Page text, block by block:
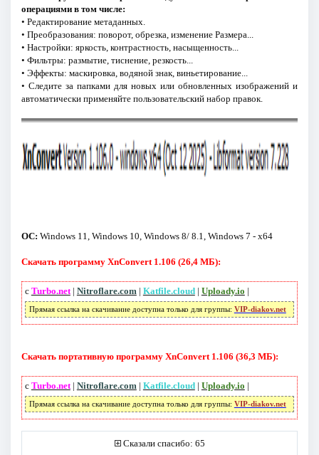
операциями в том числе:
• Редактирование метаданных.
• Преобразования: поворот, обрезка, изменение Размера...
• Настройки: яркость, контрастность, насыщенность...
• Фильтры: размытие, тиснение, резкость...
• Эффекты: маскировка, водяной знак, виньетирование...
• Следите за папками для новых или обновленных изображений и
автоматически применяйте пользовательский набор правок.
ОС: Windows 11, Windows 10, Windows 8/ 8.1, Windows 7 - x64
Скачать программу XnConvert 1.106 (26,4 МБ):
с Turbo.net| Nitroflare.com| Katfile.cloud| Uploady.io |
Прямая ссылка на скачивание доступна только для группы: VIP-diakov.net
Скачать портативную программу XnConvert 1.106 (36,3 МБ):
с Turbo.net| Nitroflare.com| Katfile.cloud| Uploady.io |
Прямая ссылка на скачивание доступна только для группы: VIP-diakov.net
Сказали спасибо: 65